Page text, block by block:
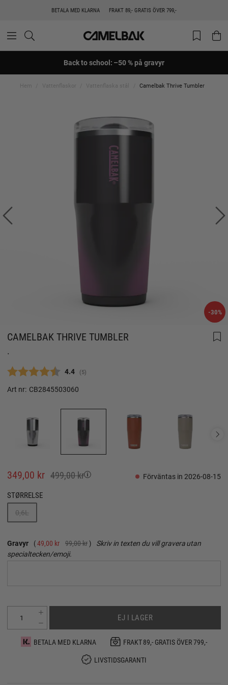
BETALA MED KLARNA FRAKT 89,- GRATIS ÖVER 799,-
Back to school: –50 % på gravyr
Hem Vattenflaskor Vattenflaska stål Camelbak Thrive Tumbler
-30%
CAMELBAK THRIVE TUMBLER
.
Snittbetyg:
4.4 (röster:
5)
Art nr: CB2845503060
349,00 kr 499,00 kr Förväntas in 2026-08-15
STØRRELSE
0,6L
Gravyr 49,00 kr 99,00 kr
Skriv in texten du vill gravera utan
specialtecken/emoji.
EJ I LAGER
BETALA MED KLARNA
FRAKT 89,- GRATIS ÖVER 799,-
LIVSTIDSGARANTI